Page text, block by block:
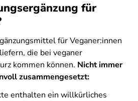
für
für Veganer:innen
die bei veganer
kommen können. Nicht immer
zusammengesetzt:
enthalten ein willkürliches